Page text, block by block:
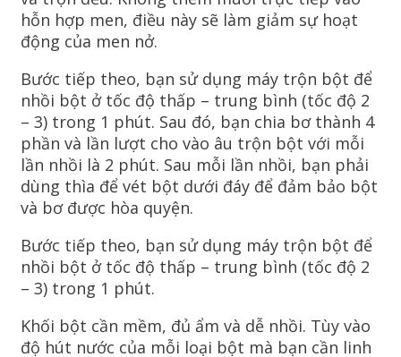
hỗn hợp men, điều này sẽ làm giảm sự hoạt
động của men nở.
Bước tiếp theo, bạn sử dụng máy trộn bột để
nhồi bột ở tốc độ thấp – trung bình (tốc độ 2
– 3) trong 1 phút. Sau đó, bạn chia bơ thành 4
phần và lần lượt cho vào âu trộn bột với mỗi
lần nhồi là 2 phút. Sau mỗi lần nhồi, bạn phải
dùng thìa để vét bột dưới đáy để đảm bảo bột
và bơ được hòa quyện.
Bước tiếp theo, bạn sử dụng máy trộn bột để
nhồi bột ở tốc độ thấp – trung bình (tốc độ 2
– 3) trong 1 phút.
Khối bột cần mềm, đủ ẩm và dễ nhồi. Tùy vào
độ hút nước của mỗi loại bột mà bạn cần linh